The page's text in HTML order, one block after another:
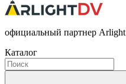
официальный партнер Arlight
Каталог